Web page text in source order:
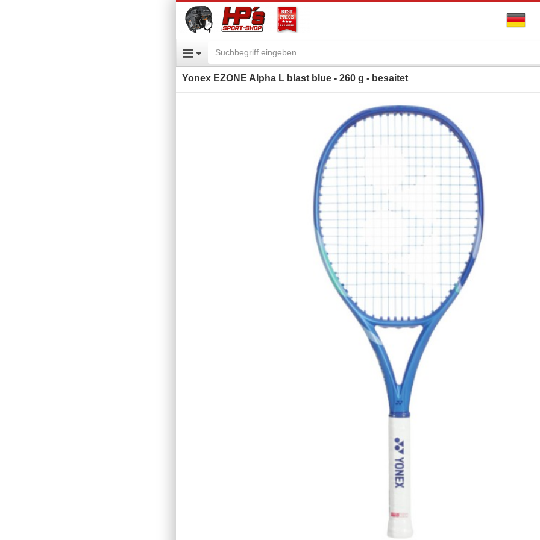
Yonex EZONE Alpha L blast blue - 260 g - besaitet